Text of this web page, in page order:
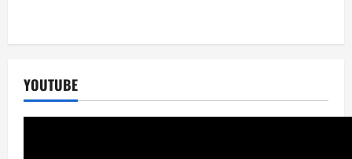
YOUTUBE